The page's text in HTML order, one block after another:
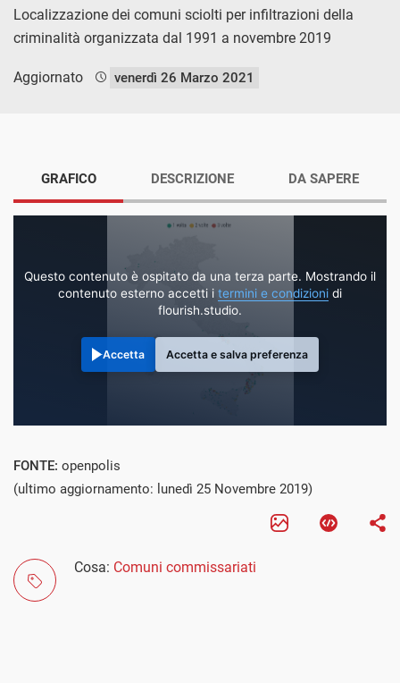
Localizzazione dei comuni sciolti per infiltrazioni della
criminalità organizzata dal 1991 a novembre 2019
Aggiornato venerdì 26 Marzo 2021
GRAFICO
Questo contenuto è ospitato da una terza parte. Mostrando il
contenuto esterno accetti i termini e condizioni di
flourish.studio.
Accetta Accetta e salva preferenza
DESCRIZIONE DA SAPERE
FONTE: openpolis
(ultimo aggiornamento: lunedì 25 Novembre 2019)
Cosa: Comuni commissariati